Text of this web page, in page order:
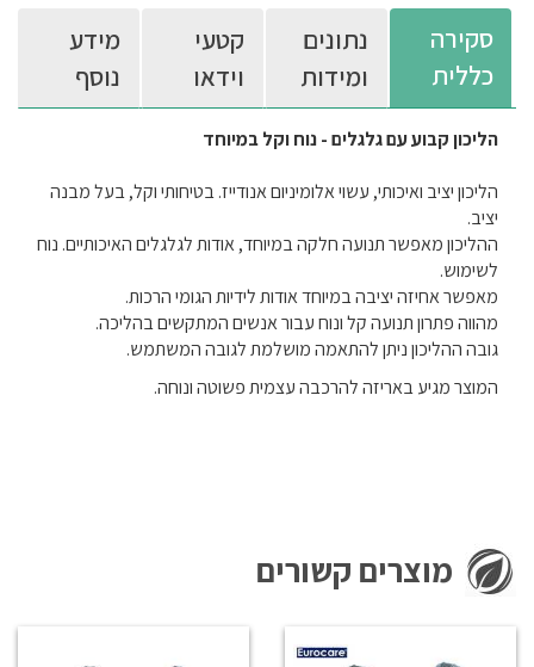
סקירה
כללית
נתונים
ומידות
קטעי
וידאו
מידע
נוסף
הליכון קבוע עם גלגלים - נוח וקל במיוחד
הליכון יציב ואיכותי, עשוי אלומיניום אנודייז. בטיחותי וקל, בעל מבנה
יציב.
ההליכון מאפשר תנועה חלקה במיוחד, אודות לגלגלים האיכותיים. נוח
לשימוש.
מאפשר אחיזה יציבה במיוחד אודות לידיות הגומי הרכות.
מהווה פתרון תנועה קל ונוח עבור אנשים המתקשים בהליכה.
גובה ההליכון ניתן להתאמה מושלמת לגובה המשתמש.
המוצר מגיע באריזה להרכבה עצמית פשוטה ונוחה.
מוצרים קשורים